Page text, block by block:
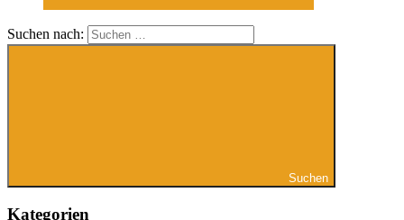
Suchen nach:
Suchen
Kategorien